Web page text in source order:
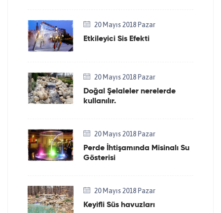
20 Mayıs 2018 Pazar
Etkileyici Sis Efekti
20 Mayıs 2018 Pazar
Doğal Şelaleler nerelerde
kullanılır.
20 Mayıs 2018 Pazar
Perde İhtişamında Misinalı Su
Gösterisi
20 Mayıs 2018 Pazar
Keyifli Süs havuzları